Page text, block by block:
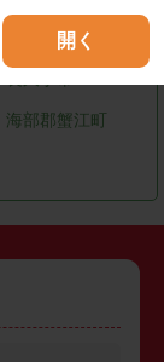
開く
尾張旭市
海部郡蟹江町